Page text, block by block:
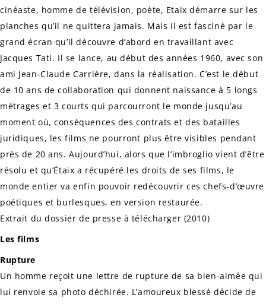
cinéaste, homme de télévision, poète, Etaix démarre sur les
planches qu’il ne quittera jamais. Mais il est fasciné par le
grand écran qu’il découvre d’abord en travaillant avec
Jacques Tati. Il se lance, au début des années 1960, avec son
ami Jean-Claude Carrière, dans la réalisation. C’est le début
de 10 ans de collaboration qui donnent naissance à 5 longs
métrages et 3 courts qui parcourront le monde jusqu’au
moment où, conséquences des contrats et des batailles
juridiques, les films ne pourront plus être visibles pendant
près de 20 ans. Aujourd’hui, alors que l’imbroglio vient d’être
résolu et qu’Étaix a récupéré les droits de ses films, le
monde entier va enfin pouvoir redécouvrir ces chefs-d’œuvre
poétiques et burlesques, en version restaurée.
Extrait du dossier de presse à télécharger (2010)
Les films
Rupture
Un homme reçoit une lettre de rupture de sa bien-aimée qui
lui renvoie sa photo déchirée. L’amoureux blessé décide de